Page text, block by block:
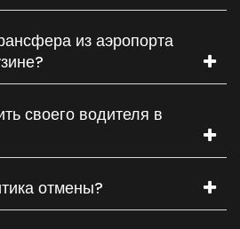
из аэропорта
своего водителя в
отмены?